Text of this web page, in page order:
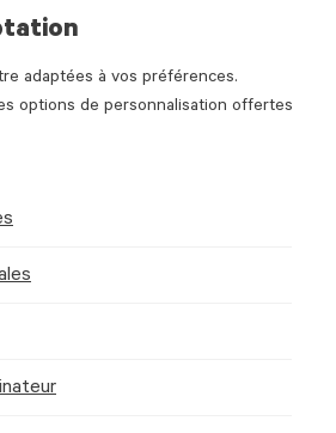
adaptées à vos préférences.
options de personnalisation offertes